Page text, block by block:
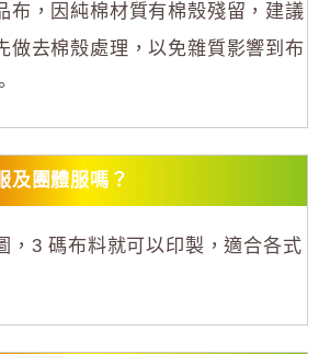
布，因純棉材質有棉殼殘留，建議
做去棉殼處理，以免雜質影響到布
及團體服嗎？
，3 碼布料就可以印製，適合各式